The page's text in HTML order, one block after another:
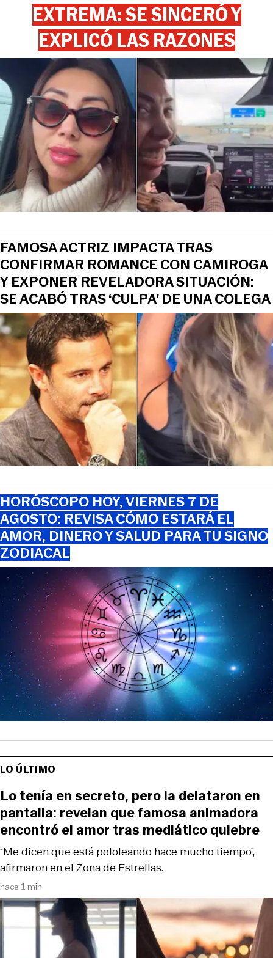
EXTREMA: SE SINCERÓ Y
EXPLICÓ LAS RAZONES
FAMOSA ACTRIZ IMPACTA TRAS
CONFIRMAR ROMANCE CON CAMIROGA
Y EXPONER REVELADORA SITUACIÓN:
SE ACABÓ TRAS ‘CULPA’ DE UNA COLEGA
HORÓSCOPO HOY, VIERNES 7 DE
AGOSTO: REVISA CÓMO ESTARÁ EL
AMOR, DINERO Y SALUD PARA TU SIGNO
ZODIACAL
LO ÚLTIMO
hace 1 min
“Me dicen que está pololeando hace mucho tiempo”,
afirmaron en el Zona de Estrellas.
Lo tenía en secreto, pero la delataron en
pantalla: revelan que famosa animadora
encontró el amor tras mediático quiebre